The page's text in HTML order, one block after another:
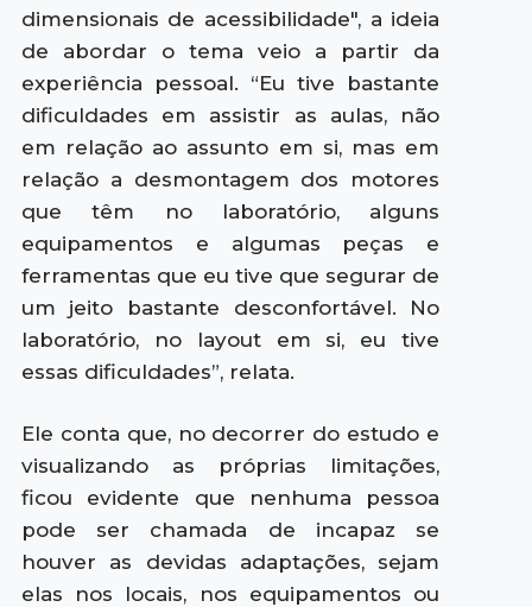
dimensionais de acessibilidade", a ideia
de abordar o tema veio a partir da
experiência pessoal. “Eu tive bastante
dificuldades em assistir as aulas, não
em relação ao assunto em si, mas em
relação a desmontagem dos motores
que têm no laboratório, alguns
equipamentos e algumas peças e
ferramentas que eu tive que segurar de
um jeito bastante desconfortável. No
laboratório, no layout em si, eu tive
essas dificuldades”, relata.
Ele conta que, no decorrer do estudo e
visualizando as próprias limitações,
ficou evidente que nenhuma pessoa
pode ser chamada de incapaz se
houver as devidas adaptações, sejam
elas nos locais, nos equipamentos ou